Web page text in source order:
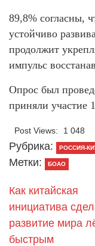
89,8% согласны,
устойчиво
продолжит
импульс
Опрос был
приняли участие
Post Views: 1 048
Рубрика: РОССИЯ-
Метки: БОАО
Как китайская
инициатива
развитие мира
быстрым